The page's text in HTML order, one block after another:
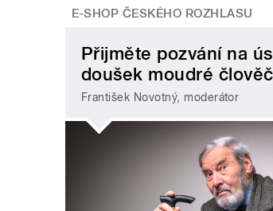
E-SHOP ČESKÉHO ROZHLASU
Přijměte pozvání na
doušek moudré
František Novotný, moderátor